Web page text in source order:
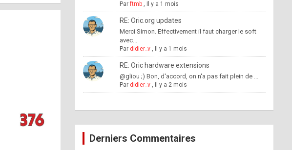
Parftmb, Il y a 1 mois
RE: Oric.org updates
Merci Simon. Effectivement il faut charger le soft
avec...
Par didier_v, Il y a 1 mois
RE: Oric hardware extensions
@gliou ;) Bon, d'accord, on n'a pas fait plein de ...
Par didier_v, Il y a 2 mois
Derniers Commentaires